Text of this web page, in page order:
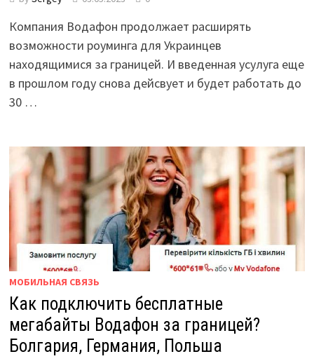
Компания Водафон продолжает расширять
возможности роуминга для Украинцев
находящимися за границей. И введенная усулуга еще
в прошлом году снова дейсвует и будет работать до
30 …
МОБИЛЬНАЯ СВЯЗЬ
Как подключить бесплатные
мегабайты Водафон за границей?
Болгария, Германия, Польша